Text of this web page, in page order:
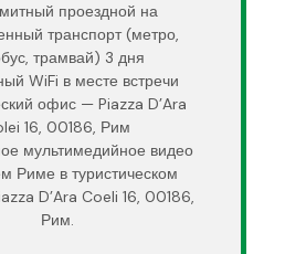
проездной на
транспорт (метро,
трамвай) 3 дня
WiFi в месте встречи
офис — Piazza D’Ara
16, 00186, Рим
мультимедийное видео
Риме в туристическом
D’Ara Coeli 16, 00186,
Рим.